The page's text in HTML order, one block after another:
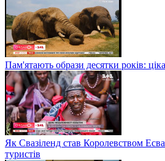
Пам'ятають образи десятки років:
Як Свазіленд став Королевством
туристів